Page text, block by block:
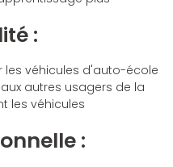
:
les véhicules d'auto-école
autres usagers de la
les véhicules
: